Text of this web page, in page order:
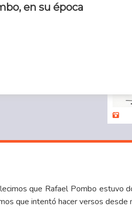
en su época
que Rafael Pombo estuvo
que intentó hacer versos desde